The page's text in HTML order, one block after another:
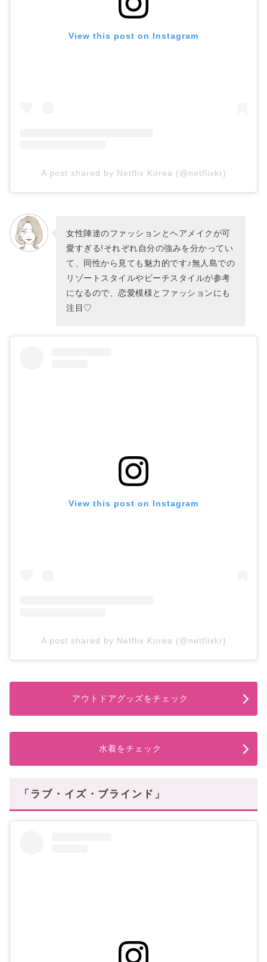
View this post on Instagram
A post shared by Netflix Korea (@netflixkr)
女性陣達のファッションとヘアメイクが可
愛すぎる!それぞれ自分の強みを分かってい
て、同性から見ても魅力的です♪無人島での
リゾートスタイルやビーチスタイルが参考
になるので、恋愛模様とファッションにも
注目♡
View this post on Instagram
A post shared by Netflix Korea (@netflixkr)
アウトドアグッズをチェック
水着をチェック
「ラブ・イズ・ブラインド」